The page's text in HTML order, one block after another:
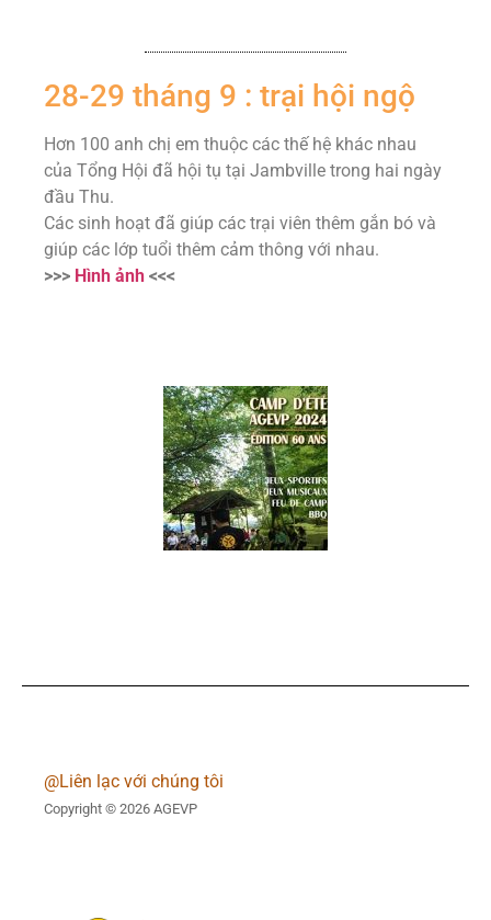
28-29 tháng 9 : trại hội ngộ
Hơn 100 anh chị em thuộc các thế hệ khác nhau
của Tổng Hội đã hội tụ tại Jambville trong hai ngày
đầu Thu.
Các sinh hoạt đã giúp các trại viên thêm gắn bó và
giúp các lớp tuổi thêm cảm thông với nhau.
>>> Hình ảnh <<<
@Liên lạc với chúng tôi
Copyright © 2026 AGEVP